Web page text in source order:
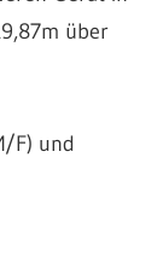
über
F) und